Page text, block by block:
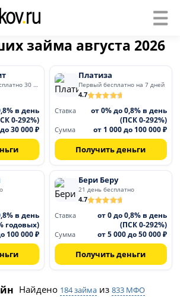
Найдено 184 займа из833 МФО
займа августа 2026
Первый заём бесплатно 30 дней
в день
0-292%)
30 000 ₽
Платиза
Первый бесплатно на 7 дней
4.7
Ставка
от 0% до 0,8% в день
(ПСК 0-292%)
Сумма от 1 000 до 100 000 ₽
Получить деньги
в день
годовых)
100 000 ₽
Бери Беру
21 день бесплатно
4.7
Ставка
от 0 до 0,8% в день
(ПСК 0-292%)
Сумма от 5 000 до 50 000 ₽
Получить деньги